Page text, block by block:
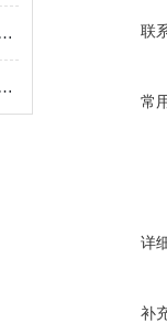
冲压废料排屑机日常使用的注意事项和主要特点
一文读懂切割机风琴防护罩加工工艺及具体制造过程
联
常
详
补